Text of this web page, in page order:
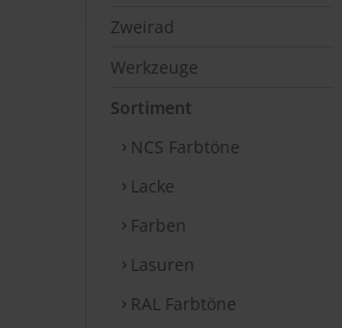
Zweirad
Werkzeuge
Sortiment
NCS Farbtöne
Lacke
Farben
Lasuren
RAL Farbtöne